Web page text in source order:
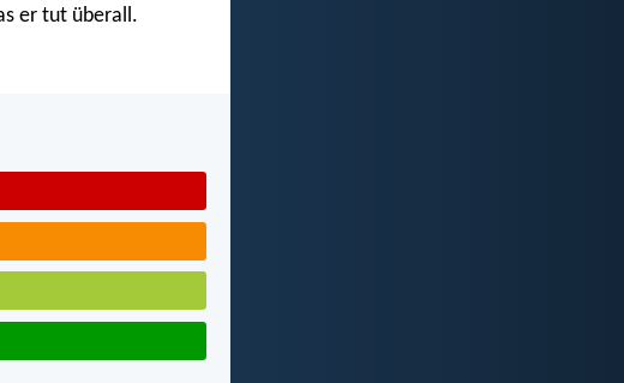
er tut überall.